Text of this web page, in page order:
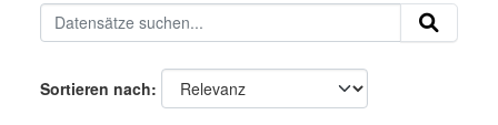
Sortieren nach